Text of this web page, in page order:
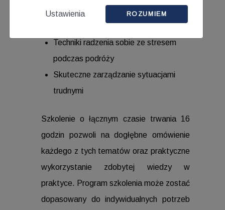
Zarządzanie stresem
Techniki radzenia sobie ze stresem
podczas podróży
Skuteczne zarządzanie sytuacjami
trudnymi
Szkolenie o łącznym czasie trwania 16
godzin pozwoli na dogłębne omówienie
każdego z tych tematów oraz praktyczne
wykorzystanie zdobytej wiedzy w
praktyce. Program szkolenia może zostać
dopasowany do indywidualnych potrzeb
Ustawienia ROZUMIEM